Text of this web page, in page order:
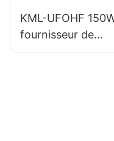
intérieur.
KML-UFOHF
fournisseur de
luminaires LED